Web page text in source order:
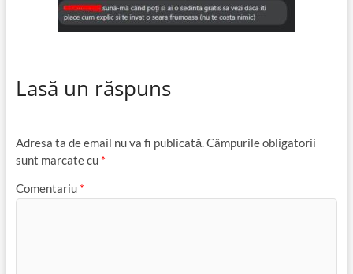
Lasă un răspuns
Adresa ta de email nu va fi publicată.Câmpurile obligatorii
sunt marcate cu *
Comentariu *